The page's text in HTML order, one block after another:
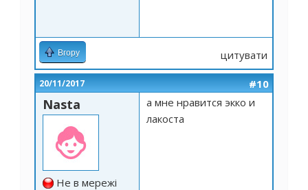
Вгору цитувати
20/11/2017 #10
Nasta
Не в мережі
а мне нравится экко и
лакоста